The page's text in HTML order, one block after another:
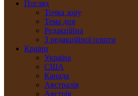
Погляд
Точка зору
Тема дня
Редакційна
З редакційної пошти
Країни
Україна
США
Канада
Австралія
Австрія